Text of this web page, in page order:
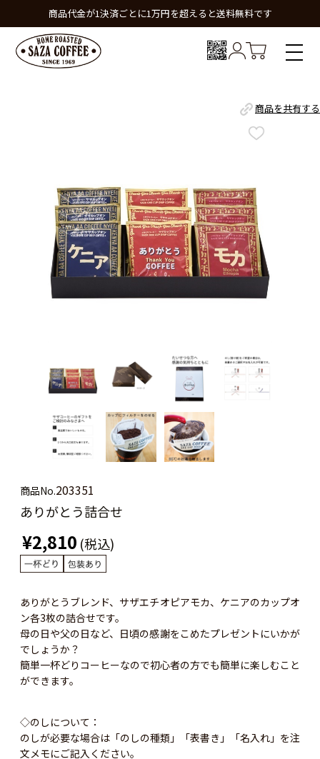
商品代金が1決済ごとに1万円を超えると送料無料です
商品を共有する
商品No.203351
ありがとう詰合せ
¥2,810 (税込)
ありがとうブレンド、サザエチオピアモカ、ケニアのカップオ
ン各3枚の詰合せです。
母の日や父の日など、日頃の感謝をこめたプレゼントにいかが
でしょうか？
簡単一杯どりコーヒーなので初心者の方でも簡単に楽しむこと
ができます。
◇のしについて：
のしが必要な場合は「のしの種類」「表書き」「名入れ」を注
文メモにご記入ください。